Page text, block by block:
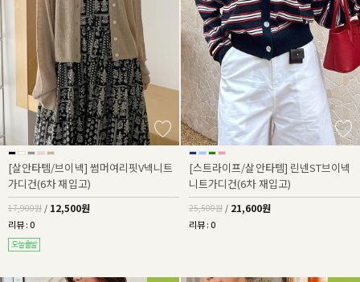
[살안타템/브이넥] 썸머여리핏V넥니트
가디건(6차 재입고)
17,900원 / 12,500원
리뷰 : 0
[스트라이프/살안타템] 린넨ST브이넥
니트가디건(6차 재입고)
25,500원 / 21,600원
리뷰 : 0